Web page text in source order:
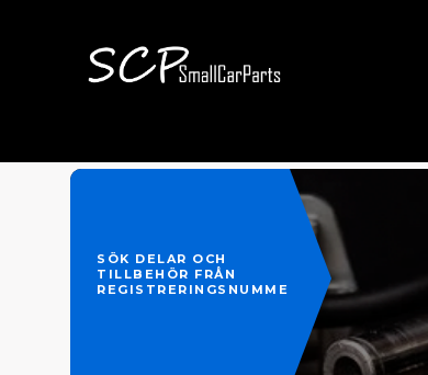
SÖK DELAR OCH
TILLBEHÖR FRÅN
REGISTRERINGSNUMMER